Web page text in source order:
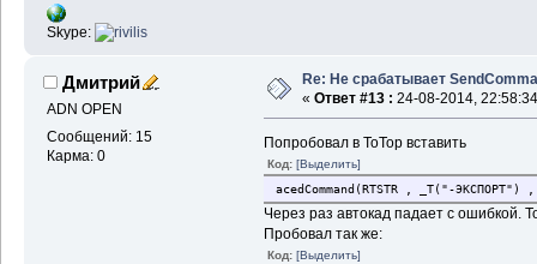
Skype:
Дмитрий
ADN OPEN
Сообщений: 15
Карма: 0
Re: Не срабатывает
« Ответ #13 : 24-08-2014,
Попробовал в ToTop вставить
Код: [Выделить]
acedCommand(RTSTR , _T("-
Через раз автокад падает с ошибкой.
Пробовал так же:
Код: [Выделить]